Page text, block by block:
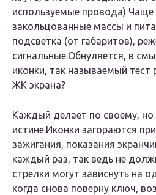
используемые провода) Чаще
закольцованные массы и
подсветка (от габаритов),
сигнальные.Обнуляется, в
иконки, так называемый тест
ЖК экрана?
Каждый делает по своему, но
истине.Иконки загораются
зажигания, показания
каждый раз, так ведь не
стрелки могут зависнуть на
когда снова поверну ключ,